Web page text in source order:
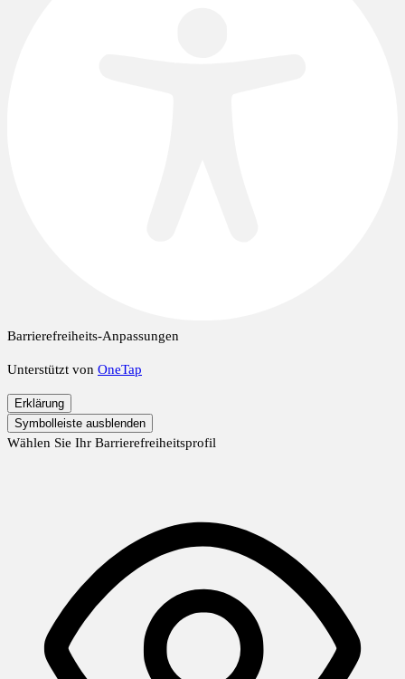
Barrierefreiheits-Anpassungen
Unterstützt von OneTap
Erklärung
Symbolleiste ausblenden
Wählen Sie Ihr Barrierefreiheitsprofil